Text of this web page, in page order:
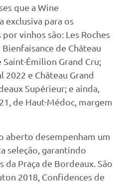
que a Wine
exclusiva para os
vinhos são: Les Roches
Bienfaisance de Château
Saint-Émilion Grand Cru;
2022 e Château Grand
Supérieur; e ainda,
de Haut-Médoc, margem
aberto desempenham um
seleção, garantindo
da Praça de Bordeaux. São
2018, Confidences de